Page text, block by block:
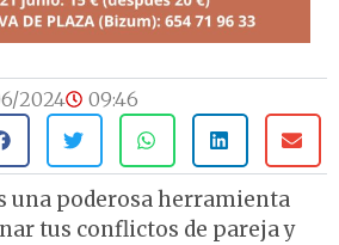
2024 09:46
una poderosa herramienta
tus conflictos de pareja y